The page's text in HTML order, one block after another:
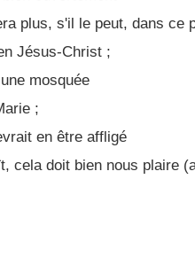
plus, s'il le peut, dans ce
Jésus-Christ ;
mosquée
;
en être affligé
cela doit bien nous plaire